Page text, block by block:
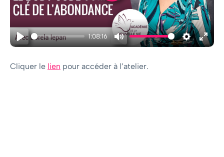
Play
1:08:16
Mute Settings
Cliquer le lien pour accéder à l’atelier.